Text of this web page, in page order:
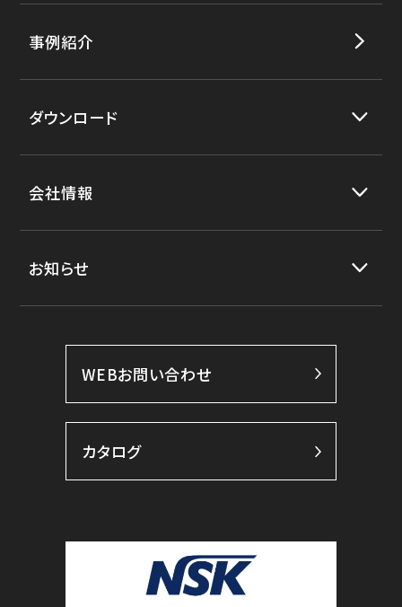
事例紹介
ダウンロード
会社情報
お知らせ
WEBお問い合わせ
カタログ